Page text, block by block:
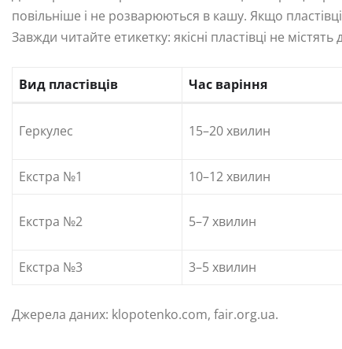
повільніше і не розварюються в кашу. Якщо
Завжди читайте етикетку: якісні пластівці не
Вид пластівців Час варіння
Геркулес 15–20 хвилин
Екстра №1
10–12 хвилин
Екстра №2 5–7 хвилин
Екстра №3
3–5 хвилин
Джерела даних: klopotenko.com, fair.org.ua.